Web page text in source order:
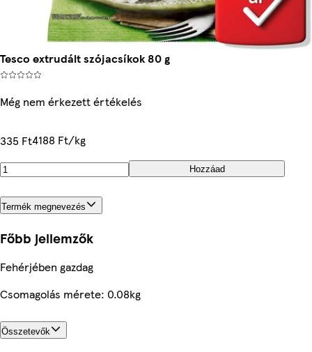
Tesco extrudált szójacsíkok 80 g
Még nem érkezett értékelés
335 Ft4188 Ft/kg
Hozzáad
Termék megnevezés
Főbb jellemzők
Fehérjében gazdag
Csomagolás mérete: 0.08kg
Összetevők